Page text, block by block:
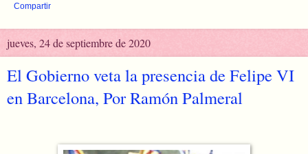
Compartir
jueves, 24 de septiembre de 2020
El Gobierno veta la presencia de Felipe VI
en Barcelona, Por Ramón Palmeral